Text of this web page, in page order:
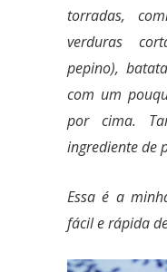
torradas,
verduras
pepino),
com um
por cima.
ingrediente de
Essa é a
fácil e rápida